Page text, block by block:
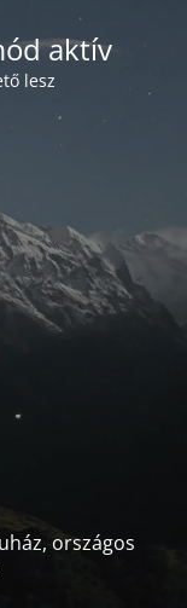
aktív
lesz
országos